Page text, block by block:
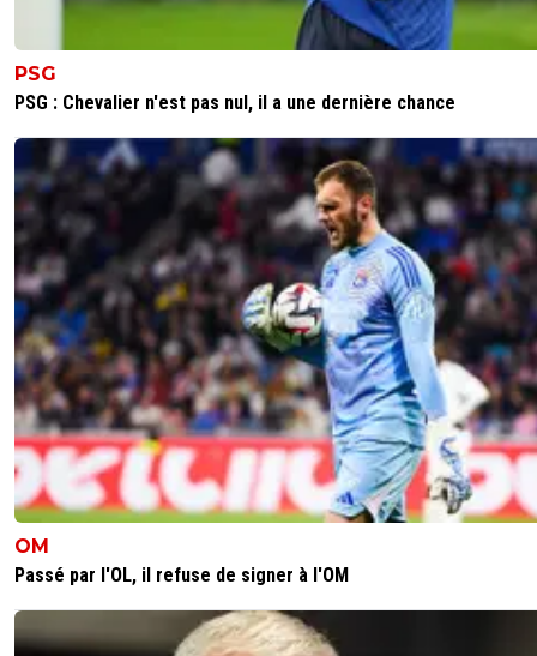
PSG
PSG : Chevalier n'est pas nul, il a une dernière chance
OM
Passé par l'OL, il refuse de signer à l'OM